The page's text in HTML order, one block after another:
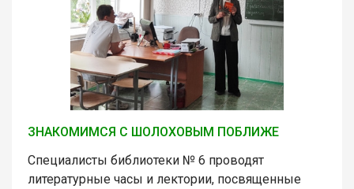
ЗНАКОМИМСЯ С ШОЛОХОВЫМ ПОБЛИЖЕ
Специалисты библиотеки № 6 проводят
литературные часы и лектории, посвященные